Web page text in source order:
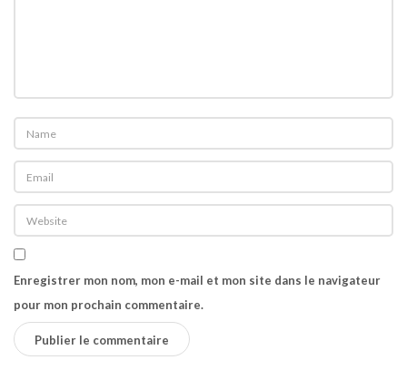
g
e
p
o
r
T
o
u
Enregistrer mon nom, mon e-mail et mon site dans le navigateur
pour mon prochain commentaire.